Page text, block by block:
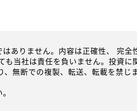
ありません。内容は正確性、 完全
当社は責任を負いません。投資に
無断での複製、転送、転載を禁じま